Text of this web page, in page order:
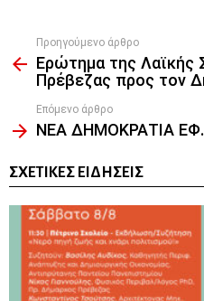
more
Προηγούμενο άρθρο
Ερώτημα της Λαϊκής
Πρέβεζας προς τον
Επόμενο άρθρο
ΝΕΑ ΔΗΜΟΚΡΑΤΙΑ
ΣΧΕΤΙΚΈΣ ΕΙΔΉΣΕΙΣ